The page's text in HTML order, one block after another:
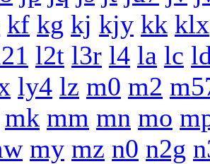
kf kg kj kjy kk klx
l2t l3r l4 la lc
ly4 lz m0 m2
mk mm mn mo
my mz n0 n2g